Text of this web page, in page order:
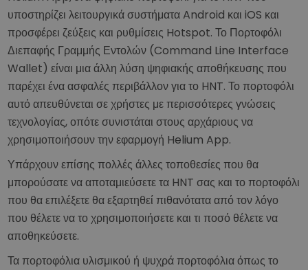
υποστηρίζει λειτουργικά συστήματα Android και iOS και
προσφέρει ζεύξεις και ρυθμίσεις Hotspot. Το Πορτοφόλι
Διεπαφής Γραμμής Εντολών (Command Line Interface
Wallet) είναι μια άλλη λύση ψηφιακής αποθήκευσης που
παρέχει ένα ασφαλές περιβάλλον για το HNT. Το πορτοφόλι
αυτό απευθύνεται σε χρήστες με περισσότερες γνώσεις
τεχνολογίας, οπότε συνιστάται στους αρχάριους να
χρησιμοποιήσουν την εφαρμογή Helium App.
Υπάρχουν επίσης πολλές άλλες τοποθεσίες που θα
μπορούσατε να αποταμιεύσετε τα HNT σας και το πορτοφόλι
που θα επιλέξετε θα εξαρτηθεί πιθανότατα από τον λόγο
που θέλετε να το χρησιμοποιήσετε και τι ποσό θέλετε να
αποθηκεύσετε.
Τα πορτοφόλια υλισμικού ή ψυχρά πορτοφόλια όπως το